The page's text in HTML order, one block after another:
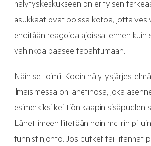
hälytyskeskukseen on erityisen
asukkaat ovat poissa kotoa, jotta
ehditään reagoida ajoissa, ennen kuin
vahinkoa pääsee tapahtumaan.
Näin se toimii: Kodin
ilmaisimessa on lähetinosa, joka
esimerkiksi keittiön kaapin sisäpuolen
Lähettimeen liitetään noin metrin
tunnistinjohto. Jos putket tai liitännät